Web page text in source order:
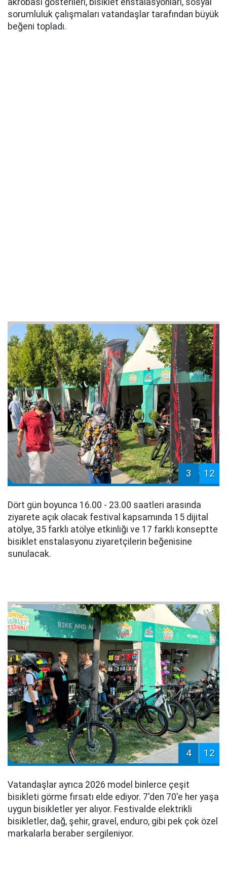
akrobasi gösterileri, bisiklet enstalasyonları, sosyal
sorumluluk çalışmaları vatandaşlar tarafından büyük
beğeni topladı.
3 12
Dört gün boyunca 16.00 - 23.00 saatleri arasında
ziyarete açık olacak festival kapsamında 15 dijital
atölye, 35 farklı atölye etkinliği ve 17 farklı konseptte
bisiklet enstalasyonu ziyaretçilerin beğenisine
sunulacak.
4 12
Vatandaşlar ayrıca 2026 model binlerce çeşit
bisikleti görme fırsatı elde ediyor. 7'den 70'e her yaşa
uygun bisikletler yer alıyor. Festivalde elektrikli
bisikletler, dağ, şehir, gravel, enduro, gibi pek çok özel
markalarla beraber sergileniyor.